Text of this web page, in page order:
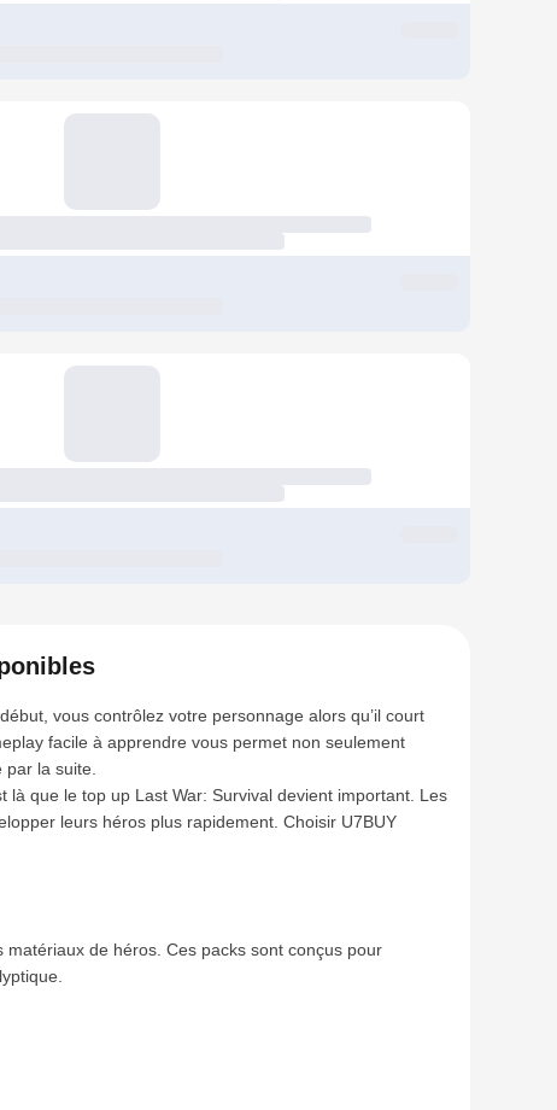
vous contrôlez votre personnage alors qu’il court
facile à apprendre vous permet non seulement
la suite.
que le top up Last War: Survival devient important. Les
leurs héros plus rapidement. Choisir U7BUY
de héros. Ces packs sont conçus pour